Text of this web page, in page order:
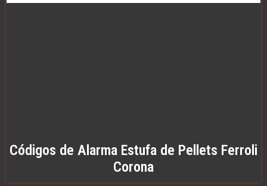
Códigos de Alarma Estufa de Pellets Ferroli
Corona